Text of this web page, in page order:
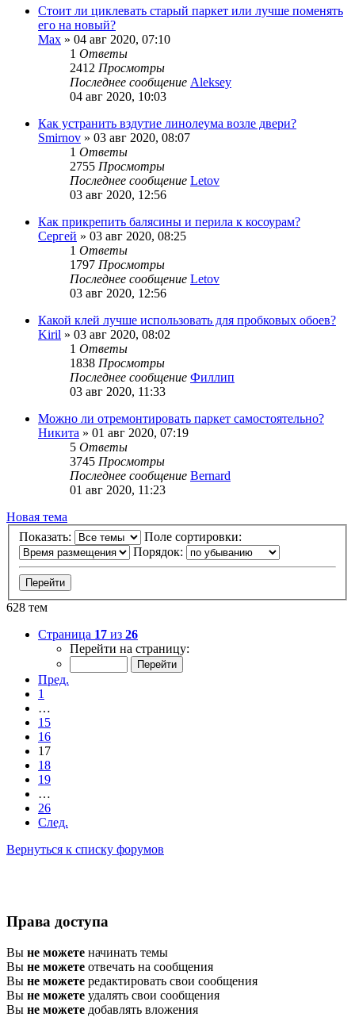
Стоит ли циклевать старый паркет или лучше поменять
его на новый?
Max » 04 авг 2020, 07:10
1 Ответы
2412 Просмотры
Последнее сообщение Aleksey
04 авг 2020, 10:03
Как устранить вздутие линолеума возле двери?
Smirnov » 03 авг 2020, 08:07
1 Ответы
2755 Просмотры
Последнее сообщение Letov
03 авг 2020, 12:56
Как прикрепить балясины и перила к косоурам?
Сергей » 03 авг 2020, 08:25
1 Ответы
1797 Просмотры
Последнее сообщение Letov
03 авг 2020, 12:56
Какой клей лучше использовать для пробковых обоев?
Kiril » 03 авг 2020, 08:02
1 Ответы
1838 Просмотры
Последнее сообщение Филлип
03 авг 2020, 11:33
Можно ли отремонтировать паркет самостоятельно?
Никита » 01 авг 2020, 07:19
5 Ответы
3745 Просмотры
Последнее сообщение Bernard
01 авг 2020, 11:23
Новая
тема
Новая тема
Показать:
Поле сортировки:
Порядок:
628 тем
Страница 17 из 26
Перейти на страницу:
Пред.
1
…
15
16
17
18
19
…
26
След.
Вернуться к списку форумов
Права доступа
Вы не можете начинать темы
Вы не можете отвечать на сообщения
Вы не можете редактировать свои сообщения
Вы не можете удалять свои сообщения
Вы не можете добавлять вложения